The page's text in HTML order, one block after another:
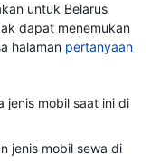
untuk Belarus
dapat menemukan
halaman pertanyaan
jenis mobil saat ini di
jenis mobil sewa di